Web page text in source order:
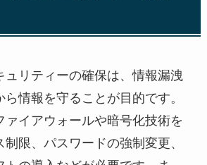
ュリティーの確保は、情報漏洩
情報を守ることが目的です。
ァイアウォールや暗号化技術を
限、パスワードの強制変更、